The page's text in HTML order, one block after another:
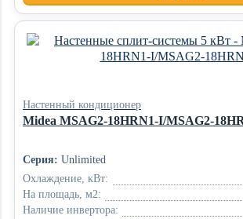
Настенный кондиционер
Midea MSAG2-18HRN1-I/MSAG2-
Серия: Unlimited
Охлаждение, кВт:
На площадь, м2:
Наличие инвертора: